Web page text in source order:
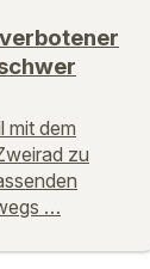
mit dem
zu
…